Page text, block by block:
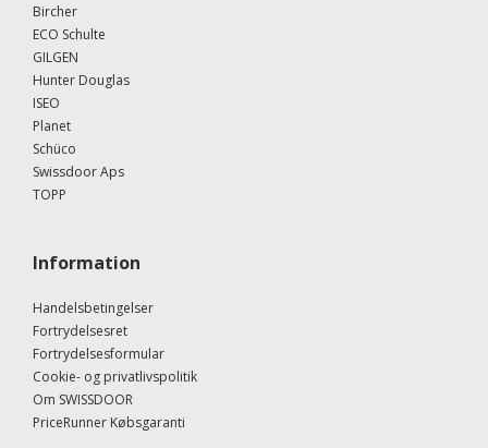
Bircher
ECO Schulte
GILGEN
Hunter Douglas
ISEO
Planet
Schüco
Swissdoor Aps
TOPP
Information
Handelsbetingelser
Fortrydelsesret
Fortrydelsesformular
Cookie- og privatlivspolitik
Om SWISSDOOR
PriceRunner Købsgaranti